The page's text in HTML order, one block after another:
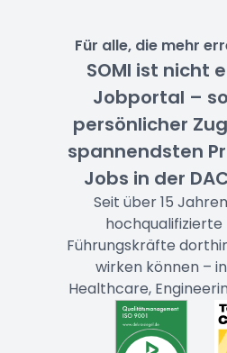
Für alle, die mehr
SOMI ist nicht
Jobportal –
persönlicher
spannendsten
Jobs in der
Seit über 15
Führungskräfte
wirken können –
Healthcare,